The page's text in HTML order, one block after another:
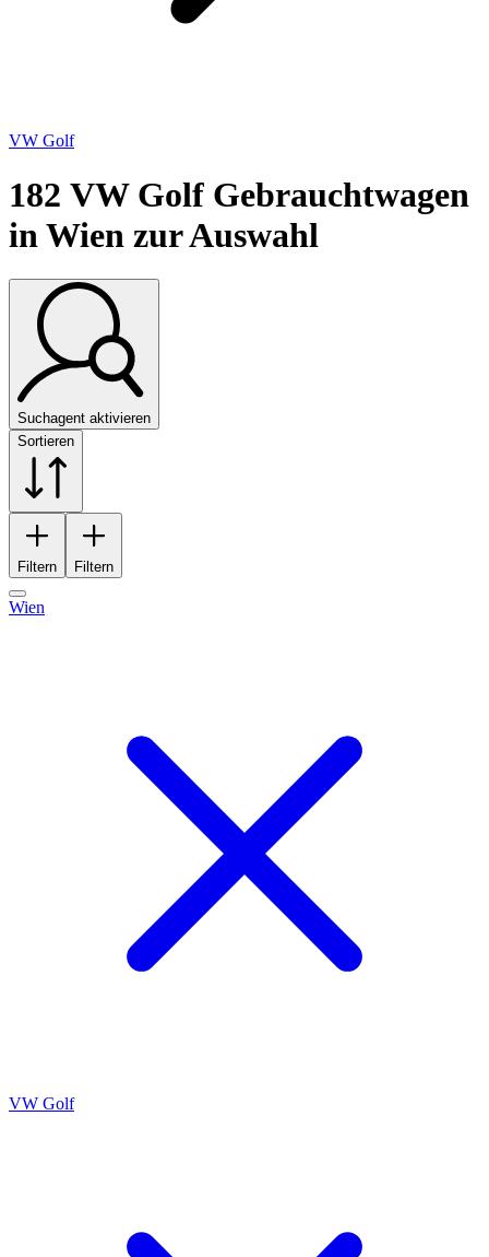
VW Golf
182 VW Golf Gebrauchtwagen
in Wien zur Auswahl
Suchagent aktivieren
Sortieren
Filtern Filtern
Wien
VW Golf